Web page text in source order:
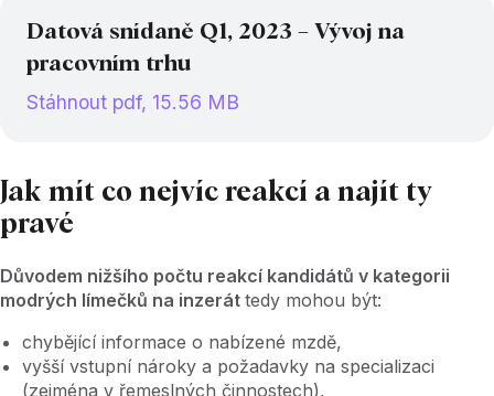
Datová snídaně Q1, 2023 –⁠ Vývoj na
pracovním trhu
Stáhnout pdf, 15.56 MB
Jak mít co nejvíc reakcí a najít ty
pravé
Důvodem nižšího počtu reakcí kandidátů v kategorii
modrých límečků na inzerát tedy mohou být:
chybějící informace o nabízené mzdě,
vyšší vstupní nároky a požadavky na specializaci
(zejména v řemeslných činnostech),